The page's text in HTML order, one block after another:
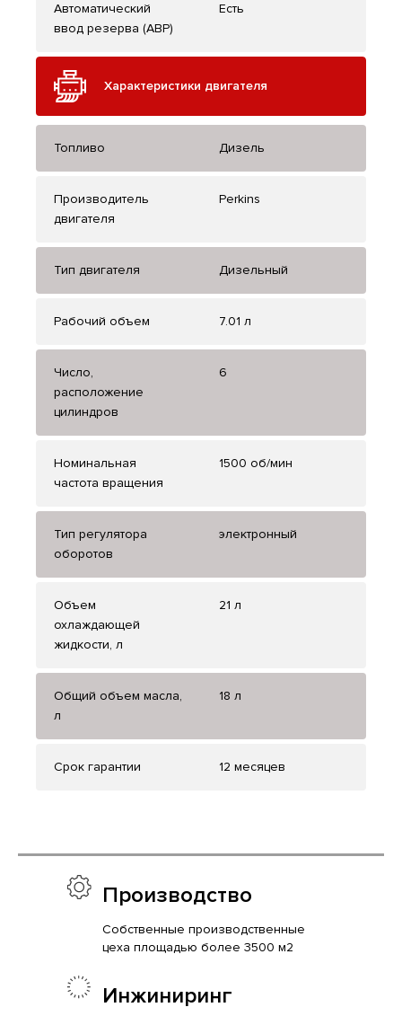
Автоматический
ввод резерва (АВР)
Есть
Характеристики двигателя
Топливо Дизель
Производитель
двигателя
Perkins
Тип двигателя Дизельный
Рабочий объем 7.01 л
Число,
расположение
цилиндров
6
Номинальная
частота вращения
1500 об/мин
Тип регулятора
оборотов
электронный
Объем
охлаждающей
жидкости, л
21 л
Общий объем масла,
л
18 л
Срок гарантии 12 месяцев
Производство
Собственные производственные
цеха площадью более 3500 м2
Инжиниринг